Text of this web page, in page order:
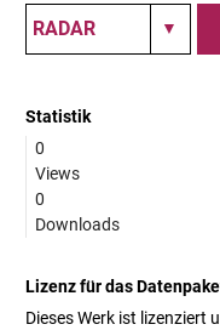
Statistik
0
Views
0
Downloads
Lizenz für das
Dieses Werk ist lizenziert